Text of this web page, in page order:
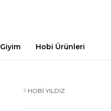
Giyim Hobi Ürünleri
HOBİ YILDIZ